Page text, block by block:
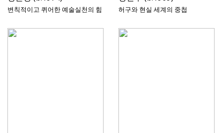
변칙적이고 퀴어한 예술실천의 힘 허구와 현실 세계의 중첩